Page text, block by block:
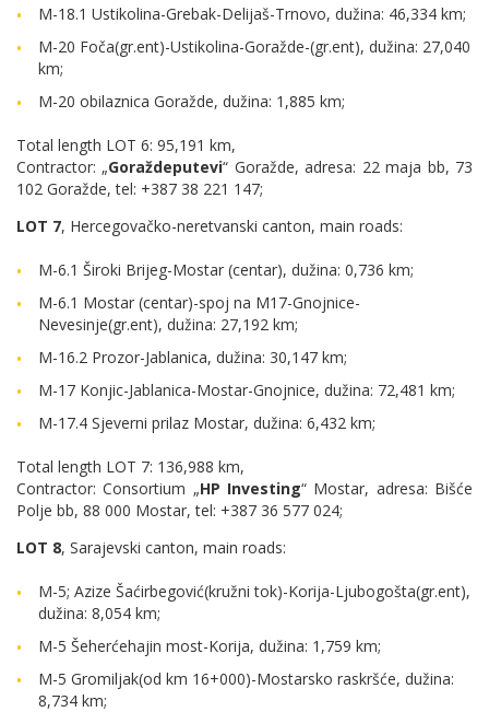
M-18.1 Ustikolina-Grebak-Delijaš-Trnovo, dužina: 46,334 km;
M-20 Foča(gr.ent)-Ustikolina-Goražde-(gr.ent), dužina: 27,040
km;
M-20 obilaznica Goražde, dužina: 1,885 km;
Total length LOT 6: 95,191 km,
Contractor: „Goraždeputevi“ Goražde, adresa: 22 maja bb, 73
102 Goražde, tel: +387 38 221 147;
LOT 7, Hercegovačko-neretvanski canton, main roads:
M-6.1 Široki Brijeg-Mostar (centar), dužina: 0,736 km;
M-6.1 Mostar (centar)-spoj na M17-Gnojnice-
Nevesinje(gr.ent), dužina: 27,192 km;
M-16.2 Prozor-Jablanica, dužina: 30,147 km;
M-17 Konjic-Jablanica-Mostar-Gnojnice, dužina: 72,481 km;
M-17.4 Sjeverni prilaz Mostar, dužina: 6,432 km;
Total length LOT 7: 136,988 km,
Contractor: Consortium „HP Investing“ Mostar, adresa: Bišće
Polje bb, 88 000 Mostar, tel: +387 36 577 024;
LOT 8, Sarajevski canton, main roads:
M-5; Azize Šaćirbegović(kružni tok)-Korija-Ljubogošta(gr.ent),
dužina: 8,054 km;
M-5 Šeherćehajin most-Korija, dužina: 1,759 km;
M-5 Gromiljak(od km 16+000)-Mostarsko raskršće, dužina:
8,734 km;